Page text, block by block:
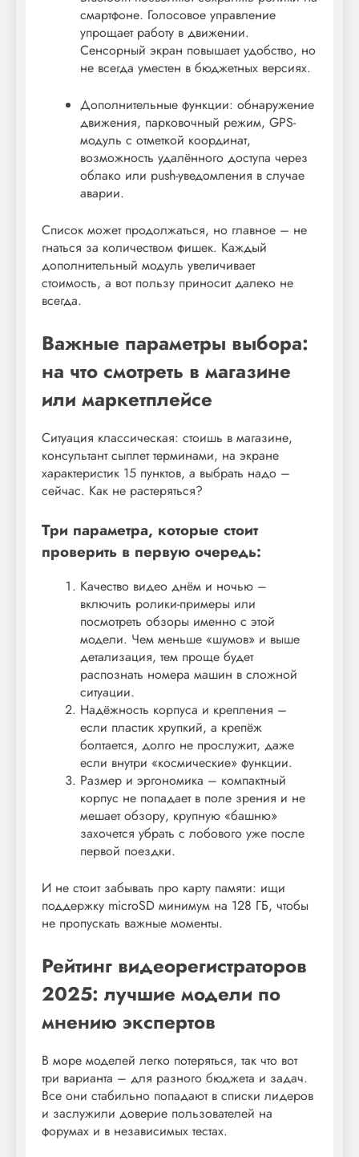
смартфоне. Голосовое управление
упрощает работу в движении.
Сенсорный экран повышает удобство, но
не всегда уместен в бюджетных версиях.
Дополнительные функции: обнаружение
движения, парковочный режим, GPS-
модуль с отметкой координат,
возможность удалённого доступа через
облако или push-уведомления в случае
аварии.
Список может продолжаться, но главное – не
гнаться за количеством фишек. Каждый
дополнительный модуль увеличивает
стоимость, а вот пользу приносит далеко не
всегда.
Важные параметры выбора:
на что смотреть в магазине
или маркетплейсе
Ситуация классическая: стоишь в магазине,
консультант сыплет терминами, на экране
характеристик 15 пунктов, а выбрать надо –
сейчас. Как не растеряться?
Три параметра, которые стоит
проверить в первую очередь:
Качество видео днём и ночью –
включить ролики-примеры или
посмотреть обзоры именно с этой
модели. Чем меньше «шумов» и выше
детализация, тем проще будет
распознать номера машин в сложной
ситуации.
Надёжность корпуса и крепления –
если пластик хрупкий, а крепёж
болтается, долго не прослужит, даже
если внутри «космические» функции.
Размер и эргономика – компактный
корпус не попадает в поле зрения и не
мешает обзору, крупную «башню»
захочется убрать с лобового уже после
первой поездки.
И не стоит забывать про карту памяти: ищи
поддержку microSD минимум на 128 ГБ, чтобы
не пропускать важные моменты.
Рейтинг видеорегистраторов
2025: лучшие модели по
мнению экспертов
В море моделей легко потеряться, так что вот
три варианта – для разного бюджета и задач.
Все они стабильно попадают в списки лидеров
и заслужили доверие пользователей на
форумах и в независимых тестах.